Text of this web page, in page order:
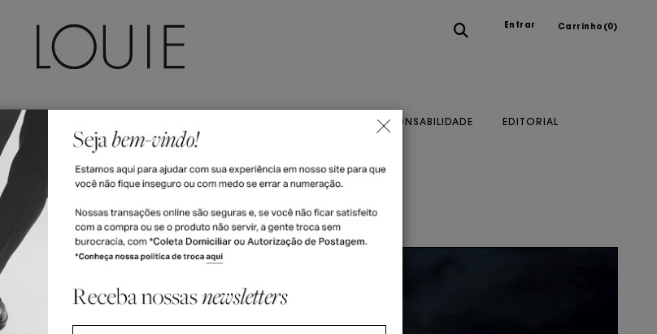
Entrar Carrinho( 0)
ACESSÓRIOS RESPONSABILIDADE EDITORIAL
Sobre a LOUIE